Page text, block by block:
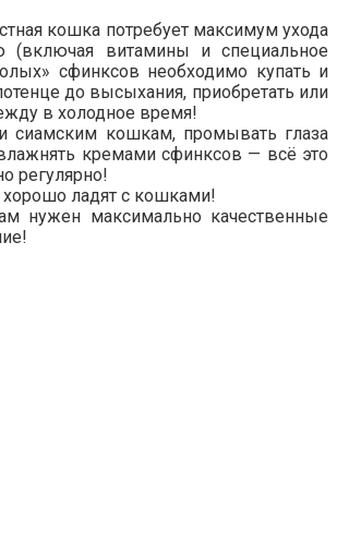
кошка потребует максимум ухода
(включая витамины и специальное
сфинксов необходимо купать и
до высыхания, приобретать или
в холодное время!
сиамским кошкам, промывать глаза
кремами сфинксов — всё это
регулярно!
хорошо ладят с кошками!
нужен максимально качественные